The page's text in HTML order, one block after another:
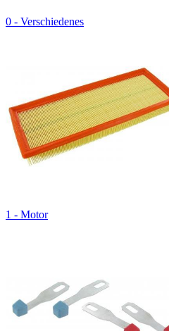
0 - Verschiedenes
1 - Motor